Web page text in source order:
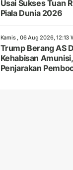
Usai Sukses Tuan
Piala Dunia 2026
Kamis , 06 Aug 2026, 12:13
Trump Berang AS
Kehabisan
Penjarakan